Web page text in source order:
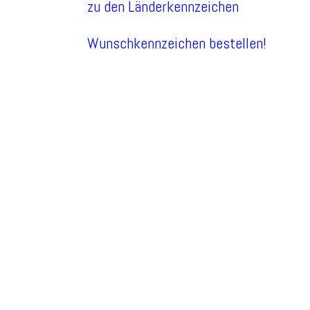
zu den Länderkennzeichen
Wunschkennzeichen bestellen!